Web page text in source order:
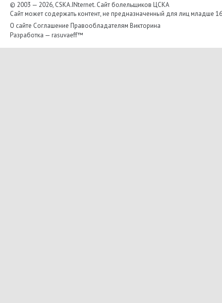
© 2003 — 2026, CSKA.INternet. Cайт болельщиков ЦСКА
Сайт может содержать контент, не предназначенный для лиц младше
О сайте Соглашение Правообладателям Викторина
Разработка — rasuvaeff™